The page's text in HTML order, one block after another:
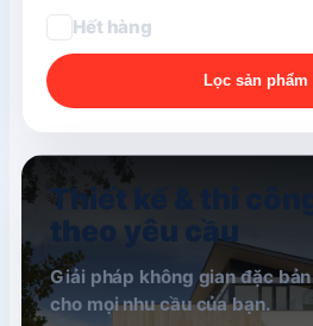
Hết hàng
Lọc sản phẩm
Thiết kế & thi công
theo yêu cầu
Giải pháp không gian đặc bản
cho mọi nhu cầu của bạn.